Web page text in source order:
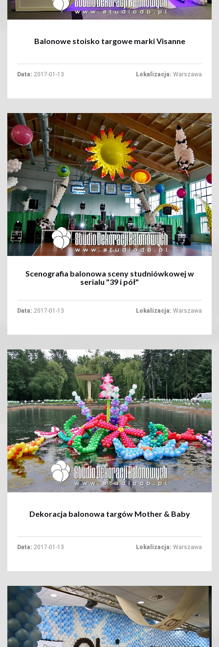
Balonowe stoisko targowe marki Visanne
Data: 2017-01-13 Lokalizacja: Warszawa
+
Scenografia balonowa sceny studniówkowej w
serialu "39 i pół"
Data: 2017-01-13 Lokalizacja: Warszawa
+
Dekoracja balonowa targów Mother & Baby
Data: 2017-01-13 Lokalizacja: Warszawa